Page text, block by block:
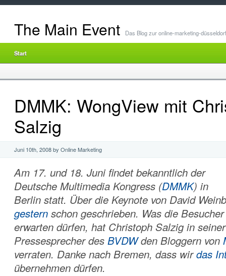
The Main Event Das Blog zur online-marketing-düsseldorf
Start
DMMK: WongView mit
Salzig
Juni 10th, 2008 by Online Marketing
Am 17. und 18. Juni findet bekanntlich der
Deutsche Multimedia Kongress (DMMK) in
Berlin statt. Über die Keynote von David
gestern schon geschrieben. Was die
erwarten dürfen, hat Christoph Salzig in
Pressesprecher des BVDWden Bloggern von
verraten. Danke nach Bremen, dass wirdas
übernehmen dürfen.